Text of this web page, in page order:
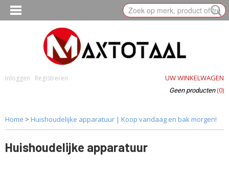
Inloggen Registreren UW WINKELWAGEN
Geen producten (0)
Home > Huishoudelijke apparatuur | Koop vandaag en bak morgen!
Huishoudelijke apparatuur